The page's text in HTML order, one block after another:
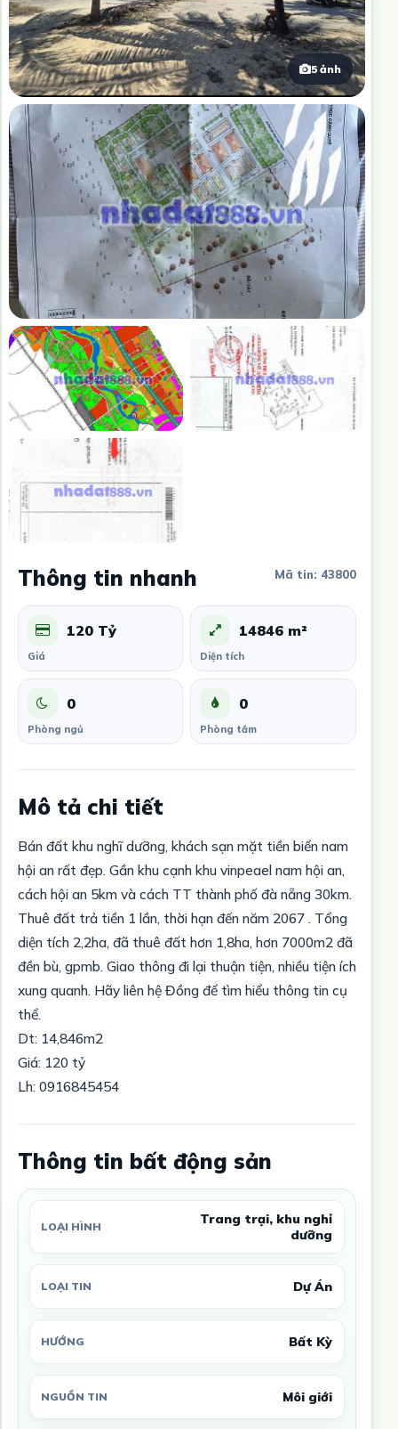
5 ảnh
Thông tin nhanh Mã tin: 43800
120 Tỷ
Giá
14846 m²
Diện tích
0
Phòng ngủ
0
Phòng tắm
Mô tả chi tiết
Bán đất khu nghĩ dưỡng, khách sạn mặt tiền biển nam
hội an rất đẹp. Gần khu cạnh khu vinpeael nam hội an,
cách hội an 5km và cách TT thành phố đà nẵng 30km.
Thuê đất trả tiền 1 lần, thời hạn đến năm 2067 . Tổng
diện tích 2,2ha, đã thuê đất hơn 1,8ha, hơn 7000m2 đã
đền bù, gpmb. Giao thông đi lại thuận tiện, nhiều tiện ích
xung quanh. Hãy liên hệ Đồng để tìm hiểu thông tin cụ
thể.
Dt: 14,846m2
Giá: 120 tỷ
Lh: 0916845454
Thông tin bất động sản
LOẠI HÌNH
Trang trại, khu nghỉ
dưỡng
LOẠI TIN Dự Án
HƯỚNG Bất Kỳ
NGUỒN TIN Môi giới